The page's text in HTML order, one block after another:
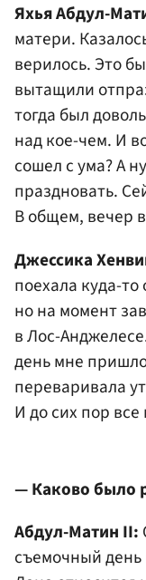
Яхья Абдул-
матери.
верилось. Это
вытащили
тогда был
над кое-чем. И
сошел с ума? А
праздновать.
В общем, вечер
Джессика
поехала куда-
но на момент
в Лос-
день мне
переваривала
И до сих пор все
— Каково было
Абдул-Матин II:
съемочный